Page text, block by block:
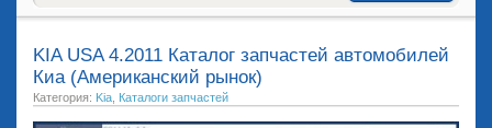
KIA USA 4.2011 Каталог запчастей автомобилей
Киа (Американский рынок)
Категория: Kia Каталоги запчастей